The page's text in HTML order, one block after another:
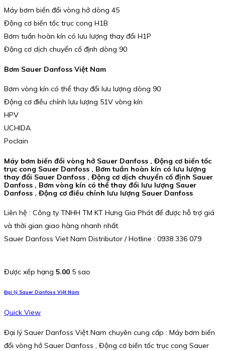
Máy bơm biến đổi vòng hở dòng 45
Động cơ biến tốc trục cong H1B
Bơm tuần hoàn kín có lưu lượng thay đổi H1P
Động cơ dịch chuyển cố định dòng 90
Bơm Sauer Danfoss Việt Nam
Bơm vòng kín có thể thay đổi lưu lượng dòng 90
Động cơ điều chỉnh lưu lượng 51V vòng kín
HPV
UCHIDA
Poclain
Máy bơm biến đổi vòng hở Sauer Danfoss , Động cơ biến tốc
trục cong Sauer Danfoss , Bơm tuần hoàn kín có lưu lượng
thay đổi Sauer Danfoss , Động cơ dịch chuyển cố định Sauer
Danfoss , Bơm vòng kín có thể thay đổi lưu lượng Sauer
Danfoss , Động cơ điều chỉnh lưu lượng Sauer Danfoss
Liên hệ : Công ty TNHH TM KT Hưng Gia Phát để được hỗ trợ giá
và thời gian giao hàng nhanh nhất.
Sauer Danfoss Viet Nam Distributor / Hotline : 0938 336 079
Được xếp hạng 5.00 5 sao
Đại lý Sauer Danfoss Việt Nam
Quick View
Đại lý Sauer Danfoss Việt Nam chuyên cung cấp : Máy bơm biến
đổi vòng hở Sauer Danfoss , Động cơ biến tốc trục cong Sauer